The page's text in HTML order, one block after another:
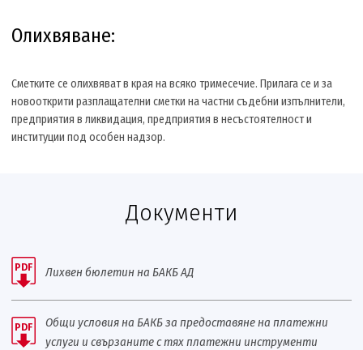
Олихвяване:
Сметките се олихвяват в края на всяко тримесечие. Прилага се и за
новооткрити разплащателни сметки на частни съдебни изпълнители,
предприятия в ликвидация, предприятия в несъстоятелност и
институции под особен надзор.
Документи
PDF Лихвен бюлетин на БАКБ АД
PDF
Общи условия на БАКБ за предоставяне на платежни
услуги и свързаните с тях платежни инструменти